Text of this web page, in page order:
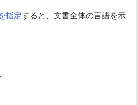
指定すると、文書全体の言語を示